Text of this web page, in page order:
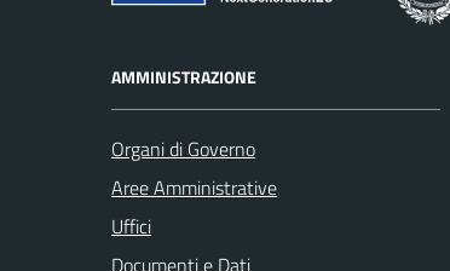
AMMINISTRAZIONE
Organi di Governo
Aree Amministrative
Uffici
Documenti e Dati